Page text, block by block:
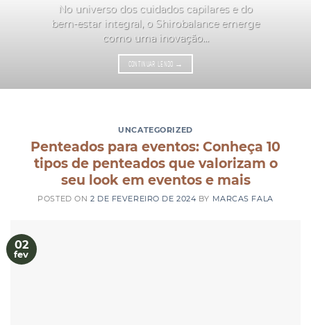
No universo dos cuidados capilares e do
bem-estar integral, o Shirobalance emerge
como uma inovação...
CONTINUAR LENDO →
UNCATEGORIZED
Penteados para eventos: Conheça 10
tipos de penteados que valorizam o
seu look em eventos e mais
POSTED ON 2 DE FEVEREIRO DE 2024 BY MARCAS FALA
02
fev